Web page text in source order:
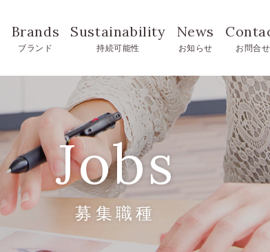
Brands
ブランド
Sustainability
持続可能性
News
お知らせ お問合せ
Jobs
募集職種